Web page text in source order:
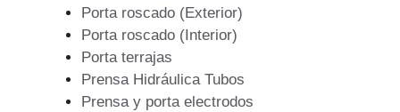
Porta roscado (Exterior)
Porta roscado (Interior)
Porta terrajas
Prensa Hidráulica Tubos
Prensa y porta electrodos